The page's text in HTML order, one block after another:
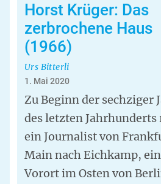
Horst Krüger: Das
zerbrochene Haus
(1966)
Urs Bitterli
1. Mai 2020
Zu Beginn der sechziger
des letzten Jahrhunderts
ein Journalist von
Main nach Eichkamp,
Vorort im Osten von